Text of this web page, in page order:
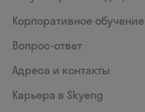
Корпоративное обучение
Вопрос-ответ
Адреса и контакты
Карьера в Skyeng